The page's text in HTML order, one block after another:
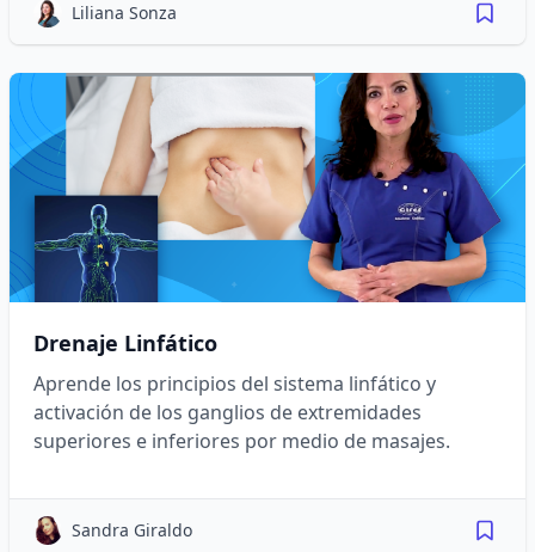
Liliana Sonza
Drenaje Linfático
Aprende los principios del sistema linfático y
activación de los ganglios de extremidades
superiores e inferiores por medio de masajes.
Sandra Giraldo